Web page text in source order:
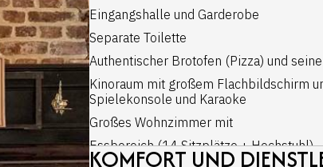
Eingangshalle und Garderobe
Separate Toilette
Authentischer Brotofen (Pizza) und
Kinoraum mit großem Flachbildschirm
Spielekonsole und Karaoke
Großes Wohnzimmer mit
Essbereich (14 Sitzplätze + Hochstuhl)
KOMFORT UND